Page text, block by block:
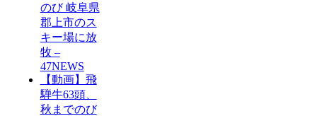
のび 岐阜県
郡上市のス
キー場に放
牧 –
47NEWS
【動画】飛
騨牛63頭、
秋までのび